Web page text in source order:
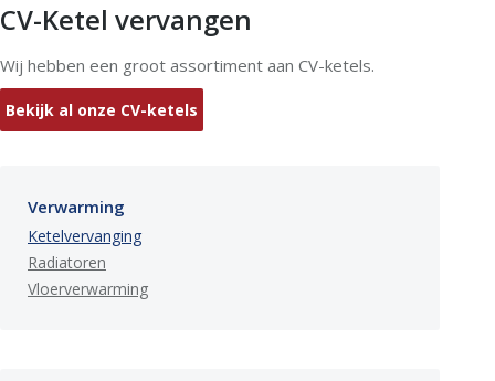
CV-Ketel vervangen
Wij hebben een groot assortiment aan CV-ketels.
Bekijk al onze CV-ketels
Verwarming
Ketelvervanging
Radiatoren
Vloerverwarming